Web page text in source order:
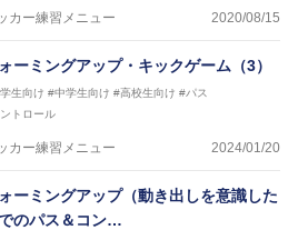
ンフィンサッカースクール所属
カー練習メニュー 2020/08/15
ーミングアップ・キックゲーム（3）
生向け #中学生向け #高校生向け #パス
トロール
カー練習メニュー 2024/01/20
ーミングアップ（動き出しを意識した
のパス＆コン…